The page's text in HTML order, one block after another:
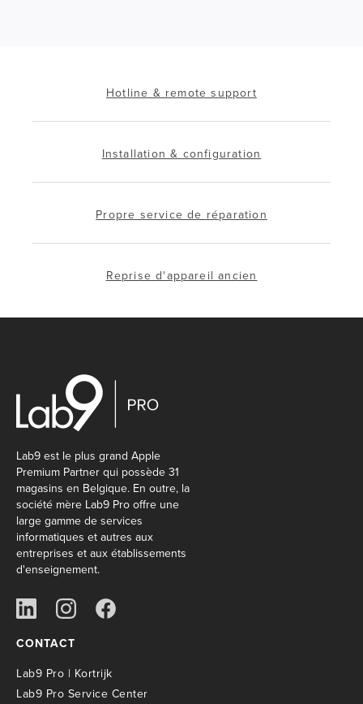
Hotline & remote support
Installation & configuration
Propre service de réparation
Reprise d'appareil ancien
Lab9 est le plus grand Apple
Premium Partner qui possède 31
magasins en Belgique. En outre, la
société mère Lab9 Pro offre une
large gamme de services
informatiques et autres aux
entreprises et aux établissements
d'enseignement.
CONTACT
Lab9 Pro | Kortrijk
Lab9 Pro Service Center